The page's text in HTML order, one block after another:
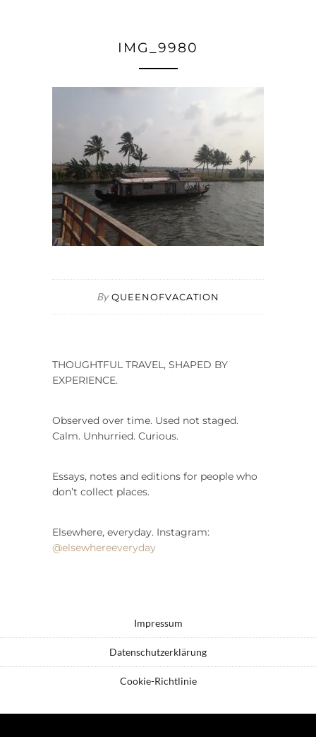
IMG_9980
By QUEENOFVACATION
THOUGHTFUL TRAVEL, SHAPED BY
EXPERIENCE.
Observed over time. Used not staged.
Calm. Unhurried. Curious.
Essays, notes and editions for people who
don’t collect places.
Elsewhere, everyday. Instagram:
@elsewhereeveryday
Impressum
Datenschutzerklärung
Cookie-Richtlinie